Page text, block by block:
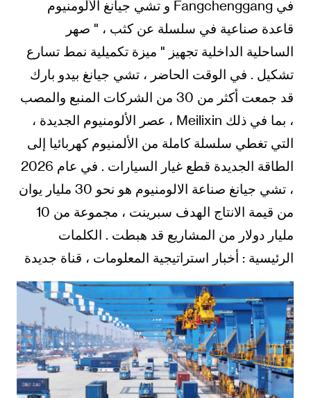
في Fangchenggang و تشي جيانغ الألومنيوم
قاعدة صناعية في سلسلة عن كثب ، " صهر
الساحلية الداخلية تجهيز " ميزة تكميلية نمط تسارع
تشكيل . في الوقت الحاضر ، تشي جيانغ بيدو بارك
قد جمعت أكثر من 30 من الشركات المنبع والمصب
، بما في ذلك Meilixin ، عصر الألومنيوم الجديدة ،
التي تغطي سلسلة كاملة من الألمنيوم كهربائيا إلى
الطاقة الجديدة قطع غيار السيارات . في عام 2026
، تشي جيانغ صناعة الالومنيوم هو نحو 30 مليار يوان
من قيمة الانتاج الهدف سبرينت ، مجموعة من 10
مليار دولار من المشاريع قد هبطت . الكلمات
الرئيسية : أخبار استراتيجية المعلومات ، قناة جديدة